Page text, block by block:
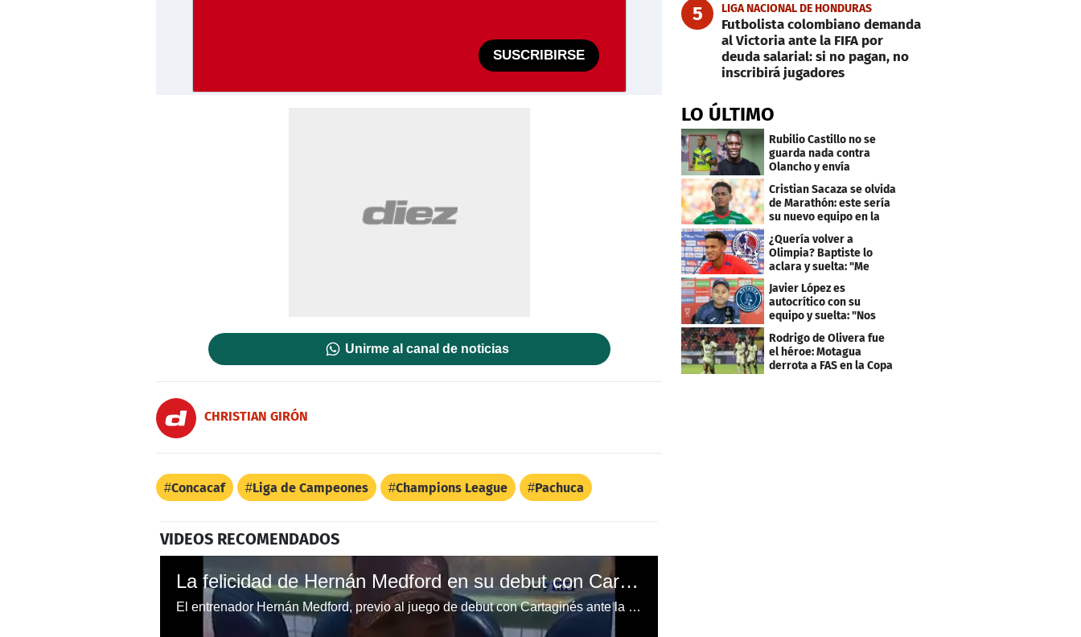
SUSCRIBIRSE
Unirme al canal de noticias
CHRISTIAN GIRÓN
Concacaf Liga de Campeones Champions League Pachuca
VIDEOS RECOMENDADOS
La felicidad de Hernán Medford en su debut con Cartaginés
El entrenador Hernán Medford, previo al juego de debut con Cartaginés ante la Universidad que ganó 4-3, el Pelícano se mostró muy amable con la prensa y hasta dio entrevistas antes de arranque, algo que asegura tenía 16 años de no hacer. En Real España era todo lo contrario.
5 LIGA NACIONAL DE HONDURAS
Futbolista colombiano demanda
al Victoria ante la FIFA por
deuda salarial: si no pagan, no
inscribirá jugadores
LO ÚLTIMO
Rubilio Castillo no se
guarda nada contra
Olancho y envía
mensaje a Bengtson
Cristian Sacaza se olvida
de Marathón: este sería
su nuevo equipo en la
Liga Nacional
¿Quería volver a
Olimpia? Baptiste lo
aclara y suelta: "Me
faltaba un equipo
grande"
Javier López es
autocrítico con su
equipo y suelta: "Nos
costó muchísimo..."
Rodrigo de Olivera fue
el héroe: Motagua
derrota a FAS en la Copa